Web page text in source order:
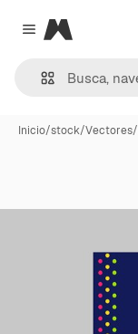
Close menu
Magnific
Inicio/stock/Vectores/